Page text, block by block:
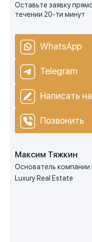
Оставьте заявку
течении 20-ти минут
WhatsApp
Telegram
Написать
Позвонить
Максим Тяжкин
Основатель компании
Luxury Real Estate